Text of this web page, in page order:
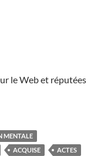
le Web et réputées
MENTALE
ACQUISE
ACTES